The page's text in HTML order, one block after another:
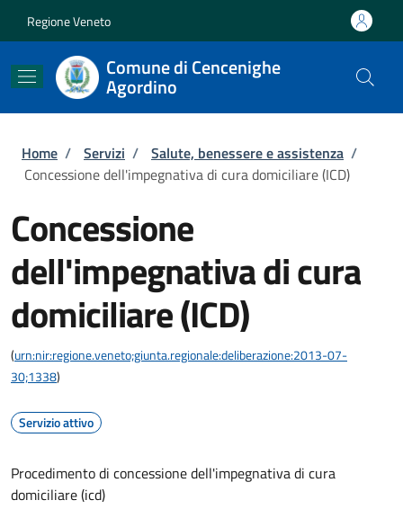
Regione Veneto
Comune di Cencenighe
Agordino
Briciole di pane
Home / Servizi / Salute, benessere e assistenza /
Concessione dell'impegnativa di cura domiciliare (ICD)
Concessione
dell'impegnativa di cura
domiciliare (ICD)
(urn:nir:regione.veneto;giunta.regionale:deliberazione:2013-07-
30;1338)
Servizio attivo
Procedimento di concessione dell'impegnativa di cura
domiciliare (icd)